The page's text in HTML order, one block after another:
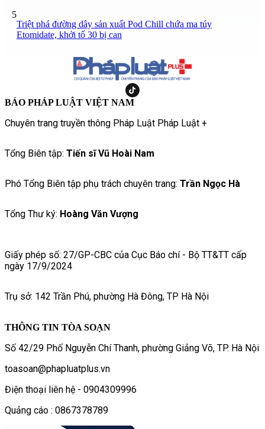
5
Triệt phá đường dây sản xuất Pod Chill chứa ma túy
Etomidate, khởi tố 30 bị can
BÁO PHÁP LUẬT VIỆT NAM
Chuyên trang truyền thông Pháp Luật Pháp Luật +
Tổng Biên tập: Tiến sĩ Vũ Hoài Nam
Phó Tổng Biên tập phụ trách chuyên trang: Trần Ngọc Hà
Tổng Thư ký: Hoàng Văn Vượng
Giấy phép số: 27/GP-CBC của Cục Báo chí - Bộ TT&TT cấp
ngày 17/9/2024
Trụ sở: 142 Trần Phú, phường Hà Đông, TP Hà Nội
THÔNG TIN TÒA SOẠN
Số 42/29 Phố Nguyễn Chí Thanh, phường Giảng Võ, TP. Hà Nội
toasoan@phapluatplus.vn
Điện thoại liên hệ - 0904309996
Quảng cáo : 0867378789